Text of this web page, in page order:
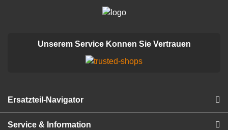
Unserem Service Konnen Sie Vertrauen
Ersatzteil-Navigator
Service & Information